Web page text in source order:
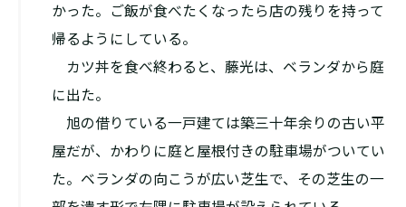
かった。ご飯が食べたくなったら店の残りを持って
帰るようにしている。
カツ丼を食べ終わると、藤光は、ベランダから庭
に出た。
旭の借りている一戸建ては築三十年余りの古い平
屋だが、かわりに庭と屋根付きの駐車場がついてい
た。ベランダの向こうが広い芝生で、その芝生の一